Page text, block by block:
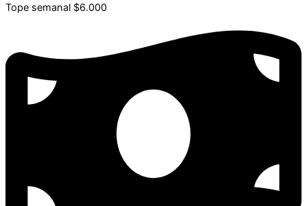
Tope semanal $6.000